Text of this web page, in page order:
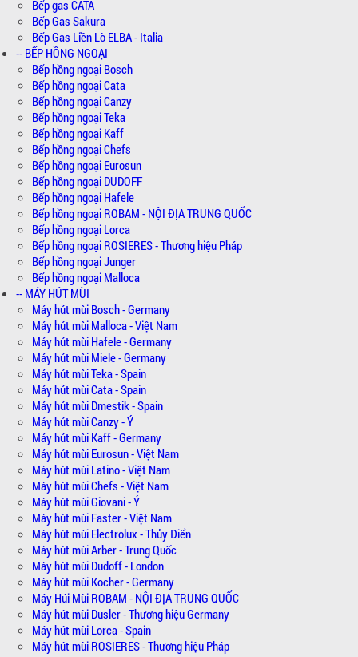
Bếp gas CATA
Bếp Gas Sakura
Bếp Gas Liền Lò ELBA - Italia
-- BẾP HỒNG NGOẠI
Bếp hồng ngoại Bosch
Bếp hồng ngoại Cata
Bếp hồng ngoại Canzy
Bếp hồng ngoại Teka
Bếp hồng ngoại Kaff
Bếp hồng ngoại Chefs
Bếp hồng ngoại Eurosun
Bếp hồng ngoại DUDOFF
Bếp hồng ngoại Hafele
Bếp hồng ngoại ROBAM - NỘI ĐỊA TRUNG QUỐC
Bếp hồng ngoại Lorca
Bếp hồng ngoại ROSIERES - Thương hiệu Pháp
Bếp hồng ngoại Junger
Bếp hồng ngoại Malloca
-- MÁY HÚT MÙI
Máy hút mùi Bosch - Germany
Máy hút mùi Malloca - Việt Nam
Máy hút mùi Hafele - Germany
Máy hút mùi Miele - Germany
Máy hút mùi Teka - Spain
Máy hút mùi Cata - Spain
Máy hút mùi Dmestik - Spain
Máy hút mùi Canzy - Ý
Máy hút mùi Kaff - Germany
Máy hút mùi Eurosun - Việt Nam
Máy hút mùi Latino - Việt Nam
Máy hút mùi Chefs - Việt Nam
Máy hút mùi Giovani - Ý
Máy hút mùi Faster - Việt Nam
Máy hút mùi Electrolux - Thủy Điển
Máy hút mùi Arber - Trung Quốc
Máy hút mùi Dudoff - London
Máy hút mùi Kocher - Germany
Máy Húi Mùi ROBAM - NỘI ĐỊA TRUNG QUỐC
Máy hút mùi Dusler - Thương hiệu Germany
Máy hút mùi Lorca - Spain
Máy hút mùi ROSIERES - Thương hiệu Pháp